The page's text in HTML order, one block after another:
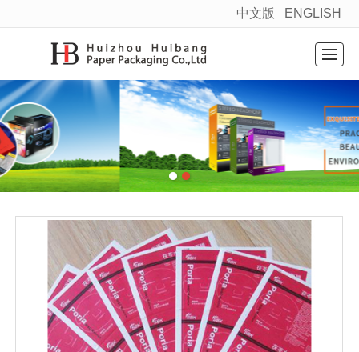
很遗憾，因您的浏览器版本过低导致无法获得最佳浏览体验，推荐下载安装谷歌浏览器！
中文版 ENGLISH
Home News About Factory layout